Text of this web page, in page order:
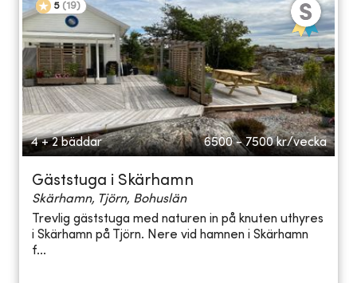
5 (19)
4 + 2 bäddar 6500 - 7500 kr/vecka
Gäststuga i Skärhamn
Skärhamn, Tjörn, Bohuslän
Trevlig gäststuga med naturen in på knuten uthyres
i Skärhamn på Tjörn. Nere vid hamnen i Skärhamn
f...